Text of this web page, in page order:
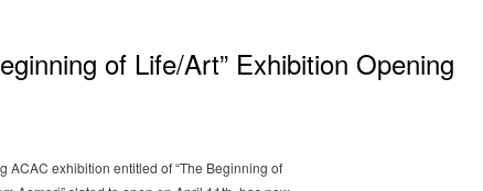
of Life/Art” Exhibition Opening
ACAC exhibition entitled of “The Beginning of